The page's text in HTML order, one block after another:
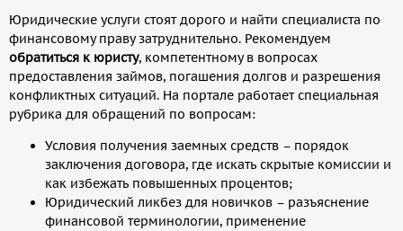
Юридические услуги стоят дорого и найти специалиста по
финансовому праву затруднительно. Рекомендуем
обратиться к юристу, компетентному в вопросах
предоставления займов, погашения долгов и разрешения
конфликтных ситуаций. На портале работает специальная
рубрика для обращений по вопросам:
Условия получения заемных средств – порядок
заключения договора, где искать скрытые комиссии и
как избежать повышенных процентов;
Юридический ликбез для новичков – разъяснение
финансовой терминологии, применение